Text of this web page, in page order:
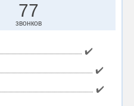
77
звонков
✔️
✔️
✔️